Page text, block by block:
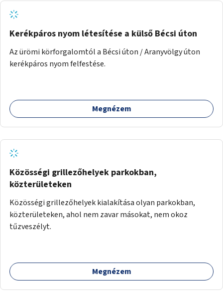
Kerékpáros nyom létesítése a külső Bécsi úton
Az ürömi körforgalomtól a Bécsi úton / Aranyvölgy úton
kerékpáros nyom felfestése.
Megnézem
Közösségi grillezőhelyek parkokban,
közterületeken
Közösségi grillezőhelyek kialakítása olyan parkokban,
közterületeken, ahol nem zavar másokat, nem okoz
tűzveszélyt.
Megnézem